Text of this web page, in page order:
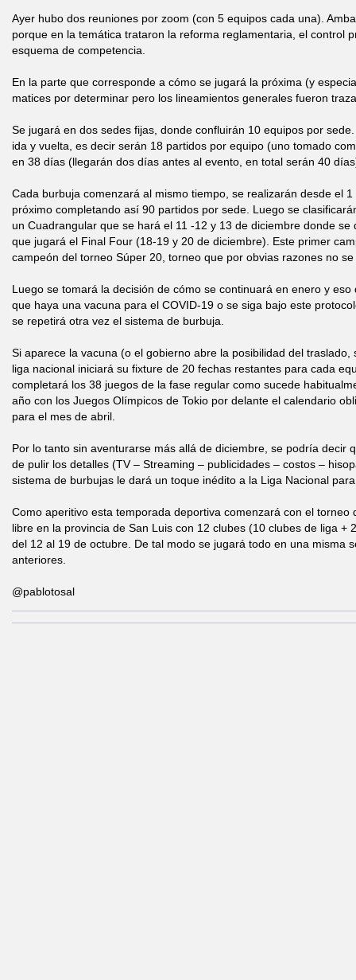
Ayer hubo dos reuniones por zoom (con 5 equipos cada una).
porque en la temática trataron la reforma reglamentaria, el control
esquema de competencia.
En la parte que corresponde a cómo se jugará la próxima (y
matices por determinar pero los lineamientos generales fueron
Se jugará en dos sedes fijas, donde confluirán 10 equipos por
ida y vuelta, es decir serán 18 partidos por equipo (uno tomado
en 38 días (llegarán dos días antes al evento, en total serán 40
Cada burbuja comenzará al mismo tiempo, se realizarán desde el
próximo completando así 90 partidos por sede. Luego se
un Cuadrangular que se hará el 11 -12 y 13 de diciembre donde
que jugará el Final Four (18-19 y 20 de diciembre). Este primer
campeón del torneo Súper 20, torneo que por obvias razones no
Luego se tomará la decisión de cómo se continuará en enero y
que haya una vacuna para el COVID-19 o se siga bajo este
se repetirá otra vez el sistema de burbuja.
Si aparece la vacuna (o el gobierno abre la posibilidad del
liga nacional iniciará su fixture de 20 fechas restantes para cada
completará los 38 juegos de la fase regular como sucede
año con los Juegos Olímpicos de Tokio por delante el calendario
para el mes de abril.
Por lo tanto sin aventurarse más allá de diciembre, se podría decir
de pulir los detalles (TV – Streaming – publicidades – costos –
sistema de burbujas le dará un toque inédito a la Liga Nacional
Como aperitivo esta temporada deportiva comenzará con el torneo
libre en la provincia de San Luis con 12 clubes (10 clubes de liga +
del 12 al 19 de octubre. De tal modo se jugará todo en una misma
anteriores.
@pablotosal